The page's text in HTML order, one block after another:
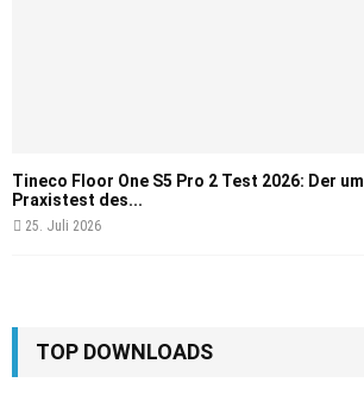
Tineco Floor One S5 Pro 2 Test 2026: Der
Praxistest des...
25. Juli 2026
TOP DOWNLOADS